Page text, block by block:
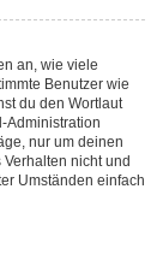
an, wie viele
Benutzer wie
du den Wortlaut
Administration
nur um deinen
nicht und
Umständen einfach